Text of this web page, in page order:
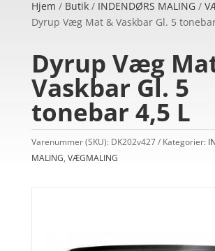
Hjem / Butik/ INDENDØRS MALING/
Dyrup Væg Mat & Vaskbar Gl. 5
Dyrup Væg
Vaskbar Gl. 5
tonebar 4,5 L
Varenummer (SKU): DK202v427 Kategorier:
MALING, VÆGMALING